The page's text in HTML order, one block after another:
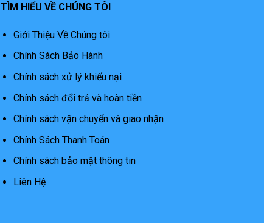
TÌM HIỂU VỀ CHÚNG TÔI
Giới Thiệu Về Chúng tôi
Chính Sách Bảo Hành
Chính sách xử lý khiếu nại
Chính sách đổi trả và hoàn tiền
Chính sách vận chuyển và giao nhận
Chính Sách Thanh Toán
Chính sách bảo mật thông tin
Liên Hệ